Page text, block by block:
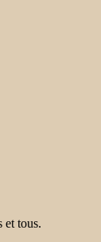
et tous.